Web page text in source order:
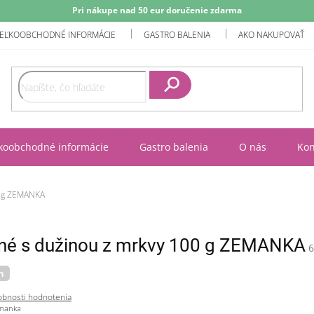
Pri nákupe nad 50 eur doručenie zdarma
INFORMÁCIE GASTRO BALENIA AKO NAKUPOVAŤ
informácie Gastro balenia O nás
ZEMANKA
s dužinou z mrkvy 100 g ZEMANKA
hodnotenia